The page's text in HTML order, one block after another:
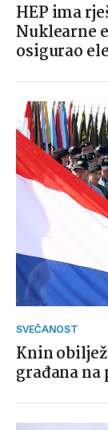
HEP ima
Nuklearne
osigurao
SVEČANOST
Knin
građana na